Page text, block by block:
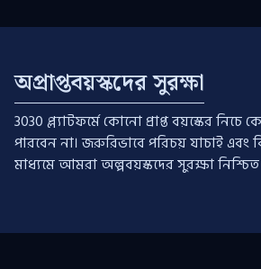
অপ্রাপ্তবয়স্কদের সুরক্ষা
3030 প্ল্যাটফর্মে কোনো প্রাপ্ত বয়স্কের
পারবেন না। জরুরিভাবে পরিচয় যাচাই এবং
মাধ্যমে আমরা অল্পবয়স্কদের সুরক্ষা